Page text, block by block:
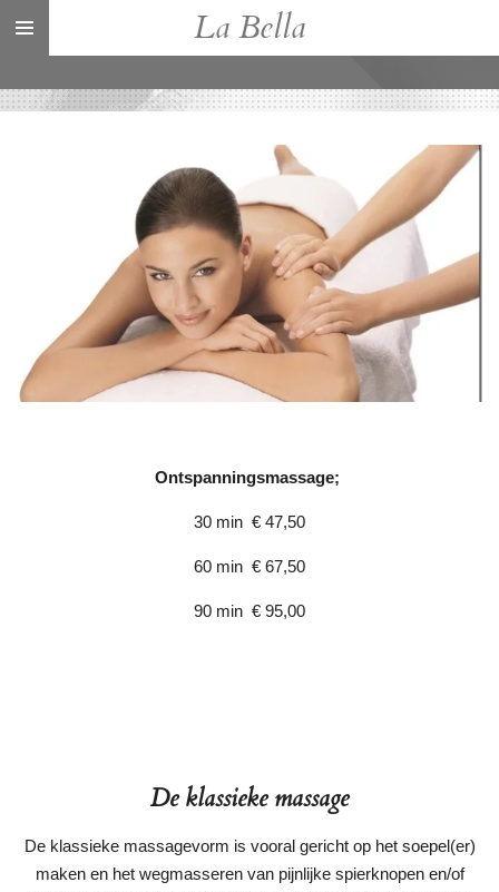
Ga
direct
de
La Bella
Ontspanningsmassage;
30 min € 47,50
60 min € 67,50
90 min € 95,00
De klassieke massage
De klassieke massagevorm is vooral gericht op het soepel(er)
maken en het wegmasseren van pijnlijke spierknopen en/of